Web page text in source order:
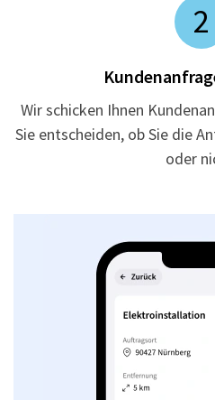
2
Wir schicken Ihnen
Sie entscheiden, ob Sie die
oder